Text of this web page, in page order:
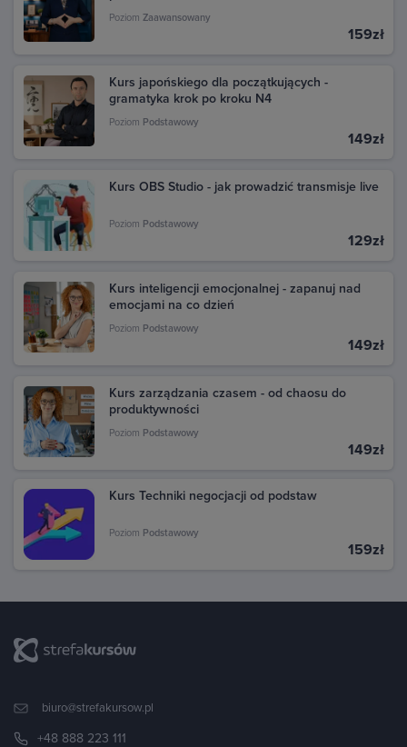
Znajdź interesujący Cię zakup i kliknij na niego, aby
zobaczyć szczegóły. Jeśli chcesz pobrać fakturę,
kliknij przycisk Faktura (jeśli jest dostępny).
Możesz również znaleźć fakturę na stronie Google
Pay. Przejdź pod ten adres: pay.google.com i zaloguj
się na swoje konto Google, z którego dokonano
zakupu. W sekcji Aktywność znajdziesz wszystkie
Poziom Zaawansowany
159zł
Kurs japońskiego dla początkujących -
gramatyka krok po kroku N4
Poziom Podstawowy
149zł
Kurs OBS Studio - jak prowadzić transmisje live
Poziom Podstawowy
129zł
Kurs inteligencji emocjonalnej - zapanuj nad
emocjami na co dzień
Poziom Podstawowy
149zł
Kurs zarządzania czasem - od chaosu do
produktywności
Poziom Podstawowy
149zł
Kurs Techniki negocjacji od podstaw
Poziom Podstawowy
159zł
biuro@strefakursow.pl
+48 888 223 111